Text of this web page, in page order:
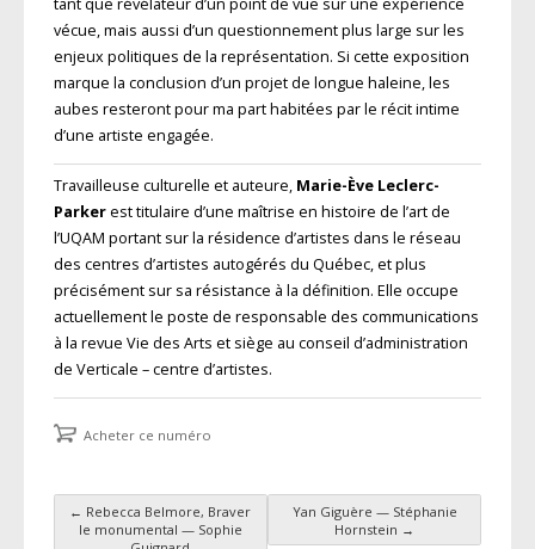
vécue, mais aussi d’un questionnement plus large sur les
enjeux politiques de la représentation. Si cette exposition
marque la conclusion d’un projet de longue haleine, les
aubes resteront pour ma part habitées par le récit intime
d’une artiste engagée.
Travailleuse culturelle et auteure, Marie-Ève Leclerc-
Parkerest titulaire d’une maîtrise en histoire de l’art de
l’UQAM portant sur la résidence d’artistes dans le réseau
des centres d’artistes autogérés du Québec, et plus
précisément sur sa résistance à la définition. Elle occupe
actuellement le poste de responsable des communications
à la revue Vie des Arts et siège au conseil d’administration
de Verticale – centre d’artistes.
Acheter ce numéro
Navigation des articles
← Rebecca Belmore, Braver
le monumental — Sophie
Yan Giguère — Stéphanie
Hornstein →